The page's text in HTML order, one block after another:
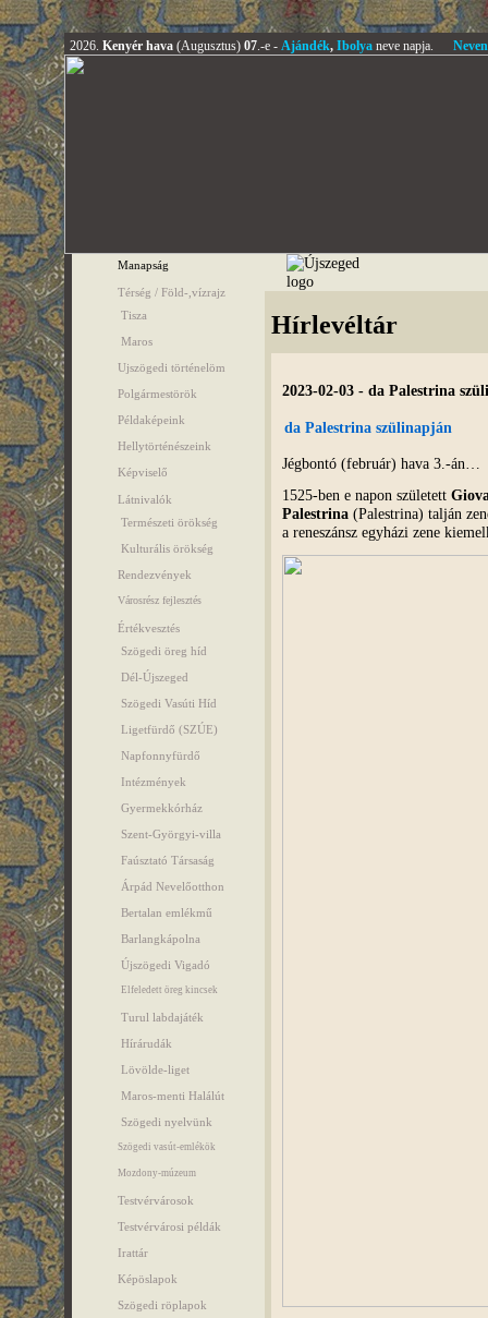
2026. Kenyér hava (Augusztus) 07.-e - Ajándék, Ibolyaneve napja.
Manapság
Térség / Föld-,vízrajz
Tisza
Maros
Ujszögedi történelöm
Polgármestörök
Példaképeink
Hellytörténészeink
Képviselő
Látnivalók
Természeti örökség
Kulturális örökség
Rendezvények
Városrész fejlesztés
Értékvesztés
Szögedi öreg híd
Dél-Újszeged
Szögedi Vasúti Híd
Ligetfürdő (SZÚE)
Napfonnyfürdő
Intézmények
Gyermekkórház
Szent-Györgyi-villa
Faúsztató Társaság
Árpád Nevelőotthon
Bertalan emlékmű
Barlangkápolna
Újszögedi Vigadó
Elfeledett öreg kincsek
Turul labdajáték
Hírárudák
Lövölde-liget
Maros-menti Halálút
Szögedi nyelvünk
Szögedi vasút-emlékök
Mozdony-múzeum
Testvérvárosok
Testvérvárosi példák
Irattár
Képöslapok
Szögedi röplapok
Hírlevéltár
2023-02-03 - da Palestrina
da Palestrina szülinapján
Jégbontó (február) hava 3.-án…
1525-ben e napon született
Palestrina(Palestrina) talján
a reneszánsz egyházi zene